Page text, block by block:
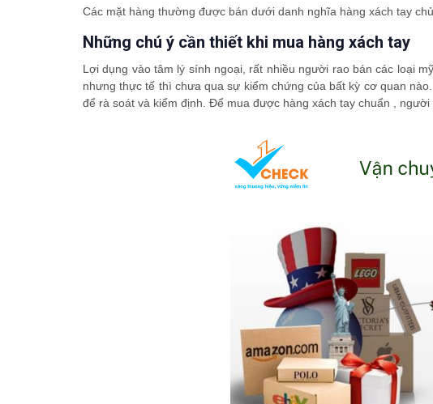
Các mặt hàng thường được bán dưới danh nghĩa hàng xách tay
Những chú ý cần thiết khi mua hàng xách tay
Lợi dụng vào tâm lý sính ngoại, rất nhiều người rao bán các loại
nhưng thực tế thì chưa qua sự kiểm chứng của bất kỳ cơ quan
để rà soát và kiểm định. Để mua được hàng xách tay chuẩn ,